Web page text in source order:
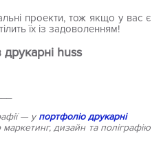
проекти, тож якщо у вас є
їх із задоволенням!
huss
— упортфоліо друкарні
дизайн та поліграфію